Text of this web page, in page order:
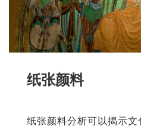
纸张颜料
纸张颜料分析可以揭示文